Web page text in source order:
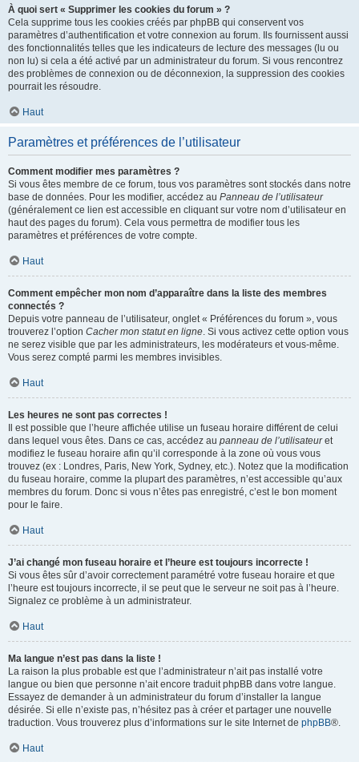
À quoi sert « Supprimer les cookies du forum » ?
Cela supprime tous les cookies créés par phpBB qui conservent vos
paramètres d’authentification et votre connexion au forum. Ils fournissent aussi
des fonctionnalités telles que les indicateurs de lecture des messages (lu ou
non lu) si cela a été activé par un administrateur du forum. Si vous rencontrez
des problèmes de connexion ou de déconnexion, la suppression des cookies
pourrait les résoudre.
Haut
Paramètres et préférences de l’utilisateur
Comment modifier mes paramètres ?
Si vous êtes membre de ce forum, tous vos paramètres sont stockés dans notre
base de données. Pour les modifier, accédez au Panneau de l’utilisateur
(généralement ce lien est accessible en cliquant sur votre nom d’utilisateur en
haut des pages du forum). Cela vous permettra de modifier tous les
paramètres et préférences de votre compte.
Haut
Comment empêcher mon nom d’apparaître dans la liste des membres
connectés ?
Depuis votre panneau de l’utilisateur, onglet « Préférences du forum », vous
trouverez l’option Cacher mon statut en ligne. Si vous activez cette option vous
ne serez visible que par les administrateurs, les modérateurs et vous-même.
Vous serez compté parmi les membres invisibles.
Haut
Les heures ne sont pas correctes !
Il est possible que l’heure affichée utilise un fuseau horaire différent de celui
dans lequel vous êtes. Dans ce cas, accédez au panneau de l’utilisateuret
modifiez le fuseau horaire afin qu’il corresponde à la zone où vous vous
trouvez (ex : Londres, Paris, New York, Sydney, etc.). Notez que la modification
du fuseau horaire, comme la plupart des paramètres, n’est accessible qu’aux
membres du forum. Donc si vous n’êtes pas enregistré, c’est le bon moment
pour le faire.
Haut
J’ai changé mon fuseau horaire et l’heure est toujours incorrecte !
Si vous êtes sûr d’avoir correctement paramétré votre fuseau horaire et que
l’heure est toujours incorrecte, il se peut que le serveur ne soit pas à l’heure.
Signalez ce problème à un administrateur.
Haut
Ma langue n’est pas dans la liste !
La raison la plus probable est que l’administrateur n’ait pas installé votre
langue ou bien que personne n’ait encore traduit phpBB dans votre langue.
Essayez de demander à un administrateur du forum d’installer la langue
désirée. Si elle n’existe pas, n’hésitez pas à créer et partager une nouvelle
traduction. Vous trouverez plus d’informations sur le site Internet de phpBB®.
Haut